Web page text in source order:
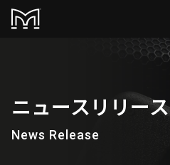
ニュースリリース
News Release